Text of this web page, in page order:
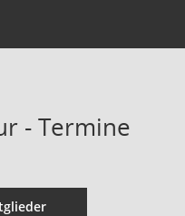
- Termine